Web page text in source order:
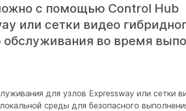
с помощью Control Hub
или сетки видео
обслуживания во время
для узлов Expressway или сетки
среды для безопасного